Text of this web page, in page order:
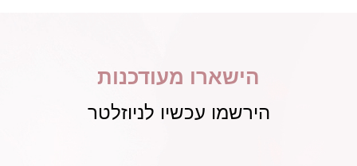
הישארו מעודכנות
הירשמו עכשיו לניוזלטר